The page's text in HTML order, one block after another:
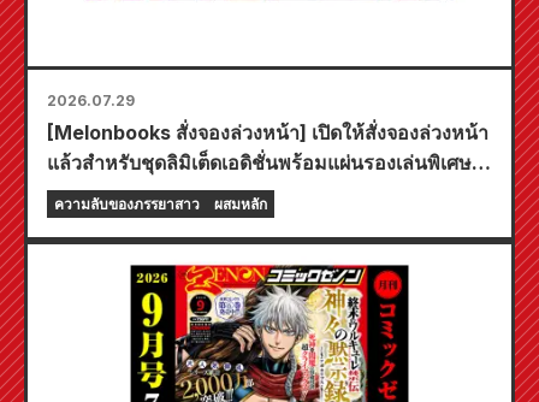
2026.07.29
[Melonbooks สั่งจองล่วงหน้า] เปิดให้สั่งจองล่วงหน้า
แล้วสำหรับชุดลิมิเต็ดเอดิชั่นพร้อมแผ่นรองเล่นพิเศษที่
มีภาพประกอบสุดงดงามของฟูยูกิ โทโจ วาดโดยคุโด!
เล่มที่ 6 ล่าสุดของ "ความลับของเจ้าสาวสาว" มี
ความลับของภรรยาสาว ผสมหลัก